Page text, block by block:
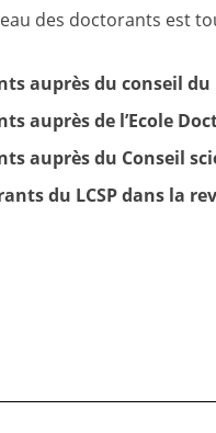
des doctorants est
auprès du conseil du
auprès de l’Ecole
auprès du Conseil
du LCSP dans la